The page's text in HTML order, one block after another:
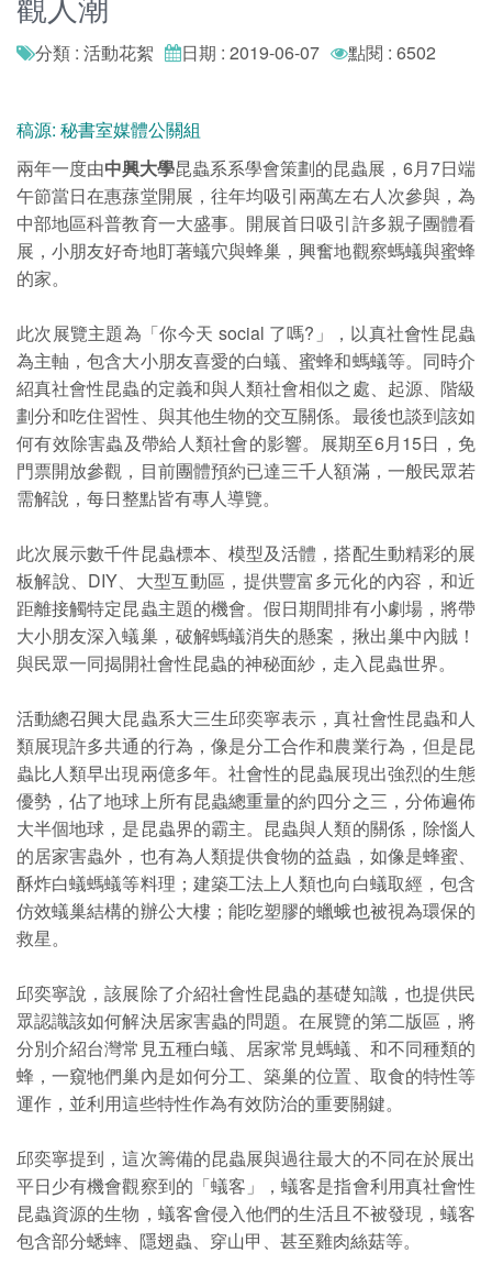
分類 : 活動花絮 日期 : 2019-06-07 點閱 : 6502
稿源: 秘書室媒體公關組
兩年一度由中興大學昆蟲系系學會策劃的昆蟲展，6月7日端
午節當日在惠蓀堂開展，往年均吸引兩萬左右人次參與，為
中部地區科普教育一大盛事。開展首日吸引許多親子團體看
展，小朋友好奇地盯著蟻穴與蜂巢，興奮地觀察螞蟻與蜜蜂
的家。
此次展覽主題為「你今天 social 了嗎?」，以真社會性昆蟲
為主軸，包含大小朋友喜愛的白蟻、蜜蜂和螞蟻等。同時介
紹真社會性昆蟲的定義和與人類社會相似之處、起源、階級
劃分和吃住習性、與其他生物的交互關係。最後也談到該如
何有效除害蟲及帶給人類社會的影響。展期至6月15日，免
門票開放參觀，目前團體預約已達三千人額滿，一般民眾若
需解說，每日整點皆有專人導覽。
此次展示數千件昆蟲標本、模型及活體，搭配生動精彩的展
板解說、DIY、大型互動區，提供豐富多元化的內容，和近
距離接觸特定昆蟲主題的機會。假日期間排有小劇場，將帶
大小朋友深入蟻巢，破解螞蟻消失的懸案，揪出巢中內賊！
與民眾一同揭開社會性昆蟲的神秘面紗，走入昆蟲世界。
活動總召興大昆蟲系大三生邱奕寧表示，真社會性昆蟲和人
類展現許多共通的行為，像是分工合作和農業行為，但是昆
蟲比人類早出現兩億多年。社會性的昆蟲展現出強烈的生態
優勢，佔了地球上所有昆蟲總重量的約四分之三，分佈遍佈
大半個地球，是昆蟲界的霸主。昆蟲與人類的關係，除惱人
的居家害蟲外，也有為人類提供食物的益蟲，如像是蜂蜜、
酥炸白蟻螞蟻等料理；建築工法上人類也向白蟻取經，包含
仿效蟻巢結構的辦公大樓；能吃塑膠的蠟蛾也被視為環保的
救星。
邱奕寧說，該展除了介紹社會性昆蟲的基礎知識，也提供民
眾認識該如何解決居家害蟲的問題。在展覽的第二版區，將
分別介紹台灣常見五種白蟻、居家常見螞蟻、和不同種類的
蜂，一窺牠們巢內是如何分工、築巢的位置、取食的特性等
運作，並利用這些特性作為有效防治的重要關鍵。
邱奕寧提到，這次籌備的昆蟲展與過往最大的不同在於展出
平日少有機會觀察到的「蟻客」，蟻客是指會利用真社會性
昆蟲資源的生物，蟻客會侵入他們的生活且不被發現，蟻客
包含部分蟋蟀、隱翅蟲、穿山甲、甚至雞肉絲菇等。